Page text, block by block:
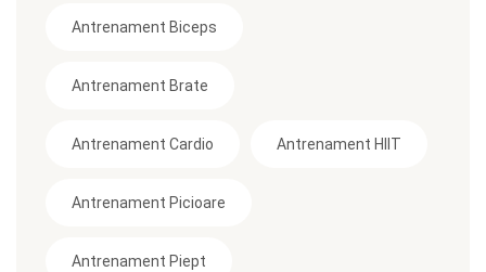
Antrenament Biceps
Antrenament Brate
Antrenament Cardio Antrenament HIIT
Antrenament Picioare
Antrenament Piept